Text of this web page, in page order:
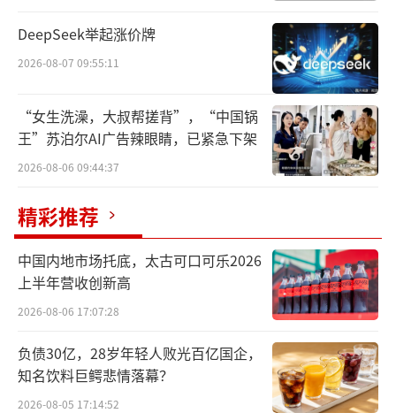
此外，约一半掌门人都入账超过一个亿的“小
目标”。今晚，我们来围观下。
四人年薪过亿
在被纳入统计的九位CEO中，有四人跻
身“年薪过亿俱乐部”。他们分别是百事公司
首席执行官龙嘉德（Ramon Laguarta）、可口
可乐首席执行官詹鲲杰（James Quincey）、
亿滋首席执行官冯朴德（Dirk Van de Put）、
星巴克首席执行官纳思瀚（Laxman Narasimh
和2022年一样，年薪过亿的CEO依然来自
上述四家企业。其中，纳思瀚虽然在去年3月才
DeepSeek举起涨价牌
2026-08-07 09:55:11
“女生洗澡，大叔帮搓背”，“中国锅
王”苏泊尔AI广告辣眼睛，已紧急下架
2026-08-06 09:44:37
精彩推荐
中国内地市场托底，太古可口可乐2026
上半年营收创新高
2026-08-06 17:07:28
负债30亿，28岁年轻人败光百亿国企，
知名饮料巨鳄悲情落幕？
2026-08-05 17:14:52